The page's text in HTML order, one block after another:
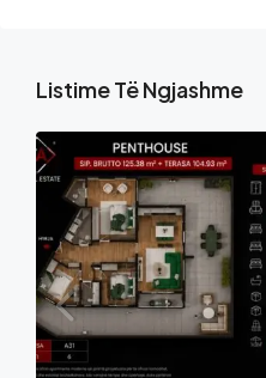
Listime Të Ngjashme